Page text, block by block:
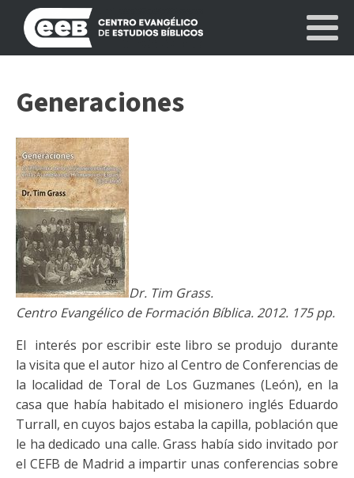
Generaciones
Dr. Tim Grass.
Centro Evangélico de Formación Bíblica. 2012. 175 pp.
El interés por escribir este libro se produjo durante
la visita que el autor hizo al Centro de Conferencias de
la localidad de Toral de Los Guzmanes (León), en la
casa que había habitado el misionero inglés Eduardo
Turrall, en cuyos bajos estaba la capilla, población que
le ha dedicado una calle. Grass había sido invitado por
el CEFB de Madrid a impartir unas conferencias sobre